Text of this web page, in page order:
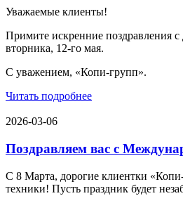
Уважаемые клиенты!
Примите искренние поздравления
вторника, 12-го мая.
С уважением, «Копи-групп».
Читать подробнее
2026-03-06
Поздравляем вас с
С 8 Марта, дорогие клиентки
техники! Пусть праздник будет